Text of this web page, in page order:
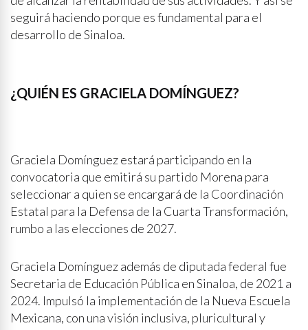
seguirá haciendo porque es fundamental para el
desarrollo de Sinaloa.
¿QUIÉN ES GRACIELA DOMÍNGUEZ?
Graciela Domínguez estará participando en la
convocatoria que emitirá su partido Morena para
seleccionar a quien se encargará de la Coordinación
Estatal para la Defensa de la Cuarta Transformación,
rumbo a las elecciones de 2027.
Graciela Domínguez además de diputada federal fue
Secretaria de Educación Pública en Sinaloa, de 2021 a
2024. Impulsó la implementación de la Nueva Escuela
Mexicana, con una visión inclusiva, pluricultural y